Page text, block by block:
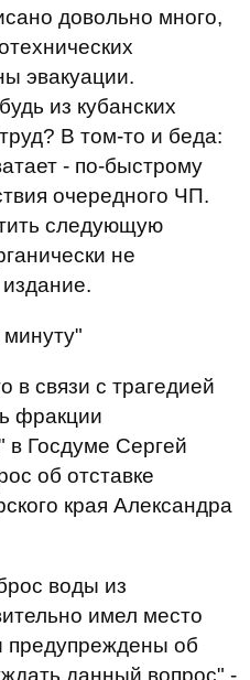
довольно много,
эвакуации.
из кубанских
В том-то и беда:
- по-быстрому
очередного ЧП.
следующую
не
в связи с трагедией
фракции
в Госдуме Сергей
об отставке
края Александра
воды из
имел место
предупреждены об
данный вопрос",-